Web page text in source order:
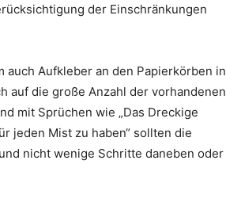
der Einschränkungen
Aufkleber an den Papierkörben in
auf die große Anzahl der vorhandenen
mit Sprüchen wie „Das Dreckige
jeden Mist zu haben“ sollten die
nicht wenige Schritte daneben oder